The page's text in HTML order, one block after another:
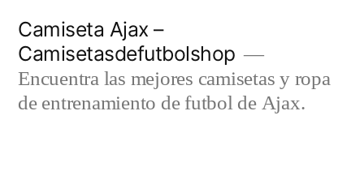
contenido
Camiseta Ajax –
Camisetasdefutbolshop
Encuentra las mejores camisetas y ropa
de entrenamiento de futbol de Ajax.